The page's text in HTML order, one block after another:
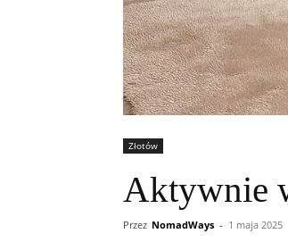
Złotów
Aktywnie
Przez NomadWays - 1 maja 2025